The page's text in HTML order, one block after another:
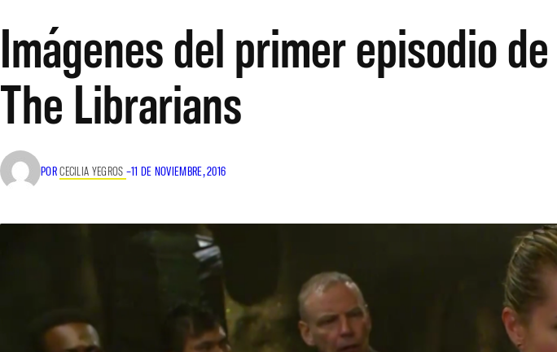
Imágenes del primer episodio
The Librarians
PORCECILIA YEGROS –11 DE NOVIEMBRE, 2016